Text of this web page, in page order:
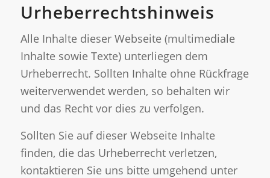
Urheberrechtshinweis
Alle Inhalte dieser Webseite (multimediale
Inhalte sowie Texte) unterliegen dem
Urheberrecht. Sollten Inhalte ohne Rückfrage
weiterverwendet werden, so behalten wir
und das Recht vor dies zu verfolgen.
Sollten Sie auf dieser Webseite Inhalte
finden, die das Urheberrecht verletzen,
kontaktieren Sie uns bitte umgehend unter